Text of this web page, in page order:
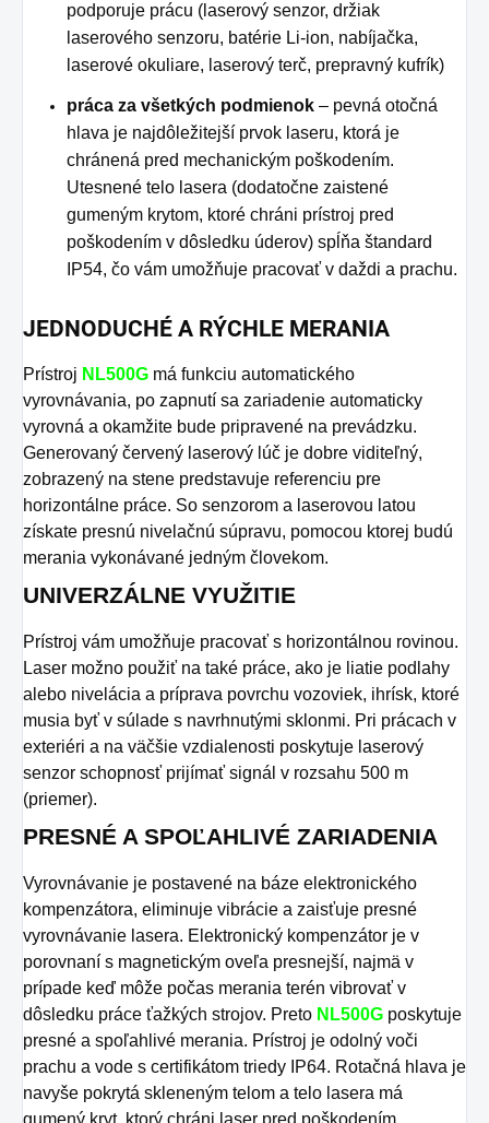
podporuje prácu (laserový senzor, držiak
laserového senzoru, batérie Li-ion, nabíjačka,
laserové okuliare, laserový terč, prepravný kufrík)
práca za všetkých podmienok – pevná otočná
hlava je najdôležitejší prvok laseru, ktorá je
chránená pred mechanickým poškodením.
Utesnené telo lasera (dodatočne zaistené
gumeným krytom, ktoré chráni prístroj pred
poškodením v dôsledku úderov) spĺňa štandard
IP54, čo vám umožňuje pracovať v daždi a prachu.
JEDNODUCHÉ A RÝCHLE MERANIA
Prístroj NL500G má funkciu automatického
vyrovnávania, po zapnutí sa zariadenie automaticky
vyrovná a okamžite bude pripravené na prevádzku.
Generovaný červený laserový lúč je dobre viditeľný,
zobrazený na stene predstavuje referenciu pre
horizontálne práce. So senzorom a laserovou latou
získate presnú nivelačnú súpravu, pomocou ktorej budú
merania vykonávané jedným človekom.
UNIVERZÁLNE VYUŽITIE
Prístroj vám umožňuje pracovať s horizontálnou rovinou.
Laser možno použiť na také práce, ako je liatie podlahy
alebo nivelácia a príprava povrchu vozoviek, ihrísk, ktoré
musia byť v súlade s navrhnutými sklonmi. Pri prácach v
exteriéri a na väčšie vzdialenosti poskytuje laserový
senzor schopnosť prijímať signál v rozsahu 500 m
(priemer).
PRESNÉ A SPOĽAHLIVÉ ZARIADENIA
Vyrovnávanie je postavené na báze elektronického
kompenzátora, eliminuje vibrácie a zaisťuje presné
vyrovnávanie lasera. Elektronický kompenzátor je v
porovnaní s magnetickým oveľa presnejší, najmä v
prípade keď môže počas merania terén vibrovať v
dôsledku práce ťažkých strojov. Preto NL500G poskytuje
presné a spoľahlivé merania. Prístroj je odolný voči
prachu a vode s certifikátom triedy IP64. Rotačná hlava je
navyše pokrytá skleneným telom a telo lasera má